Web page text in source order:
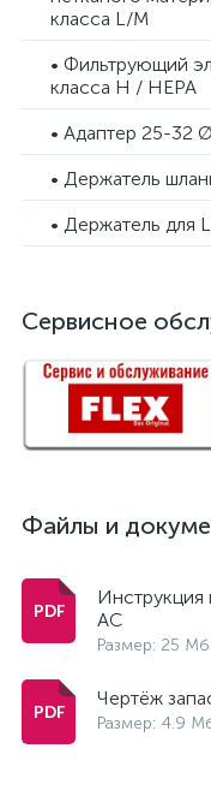
класса L/M
• Фильтрующий
класса H / HEPA
• Адаптер 25-32
• Держатель
• Держатель для
Сервисное
Файлы и
Инструкция
AC
Размер: 25 Мб
Чертёж
Размер: 4.9